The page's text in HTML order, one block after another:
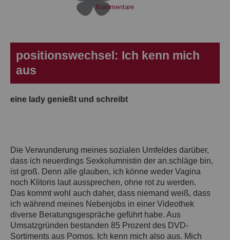
Kommentare
positionswechsel: Ich kenn mich
aus
eine lady genießt und schreibt
Die Verwunderung meines sozialen Umfeldes darüber,
dass ich neuerdings Sexkolumnistin der an.schläge bin,
ist groß. Denn alle glauben, ich könne weder Vagina
noch Klitoris laut aussprechen, ohne rot zu werden.
Das kommt wohl auch daher, dass niemand weiß, dass
ich während meines Nebenjobs in einer Videothek
diverse Beratungsgespräche geführt habe. Aus
Umsatzgründen bestanden 85 Prozent des DVD-
Sortiments aus Pornos. Ich kenn mich also aus. Mich